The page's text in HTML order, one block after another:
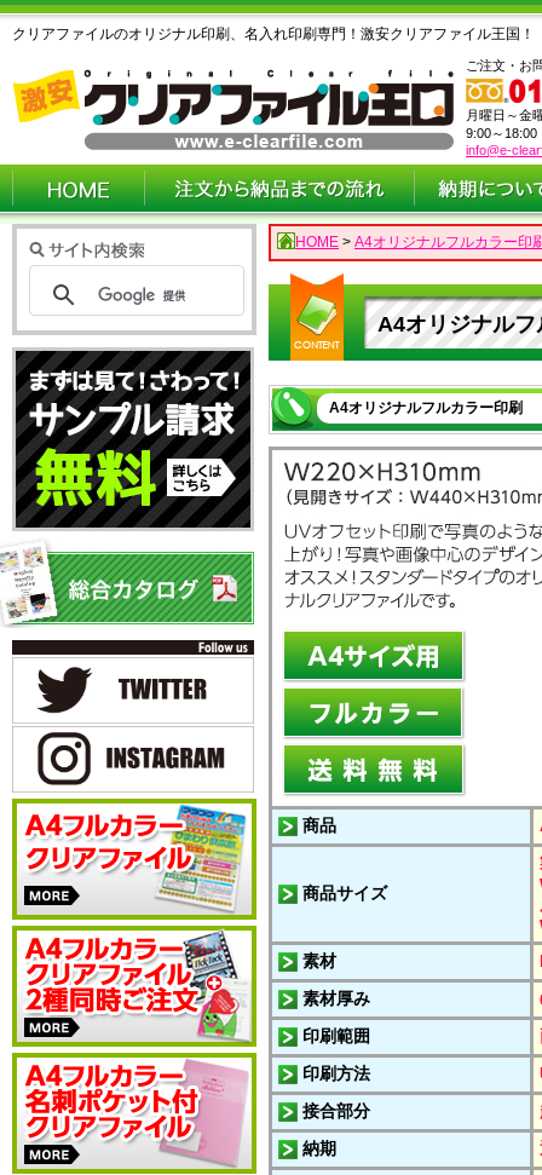
クリアファイルのオリジナル印刷、名入れ印刷専門！激安クリアファイル王国！
ご注文・お
月曜日～金
9:00～18:00
info@e-
HOME > A4オリジナルフルカラー印
A4オリジナル
A4オリジナルフルカラー印刷
商品
商品サイズ
素材
素材厚み
印刷範囲
印刷方法
接合部分
納期